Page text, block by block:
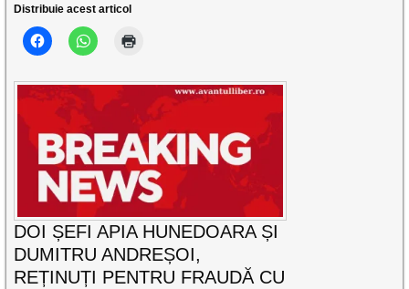
Distribuie acest articol
DOI ȘEFI APIA HUNEDOARA ȘI
DUMITRU ANDREȘOI,
REȚINUȚI PENTRU FRAUDĂ CU